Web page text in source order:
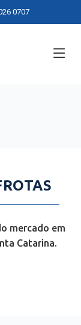
0707
mercado em
Catarina.